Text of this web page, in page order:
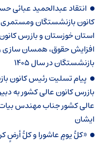
انتقاد عبدالحمید
کانون بازنشستگان ومستمری
استان خوزستان و بازرس
افزایش حقوق، همسان سازی
بازنشستگان در سال ۱۴۰۵
پیام تسلیت رئیس کانون
بازرس کانون عالی کشور به
عالی کشور جناب مهندس
ایشان
«کلُّ یومٍ عاشورا و کلُّ أرضٍ